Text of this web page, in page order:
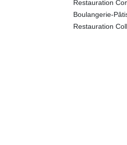
Restauration
Boulangerie-
Restauration